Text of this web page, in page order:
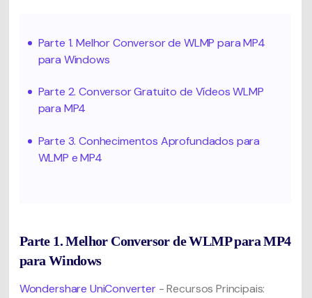
Parte 1. Melhor Conversor de WLMP para MP4
para Windows
Parte 2. Conversor Gratuito de Vídeos WLMP
para MP4
Parte 3. Conhecimentos Aprofundados para
WLMP e MP4
Parte 1. Melhor Conversor de WLMP para MP4
para Windows
Wondershare UniConverter- Recursos Principais: